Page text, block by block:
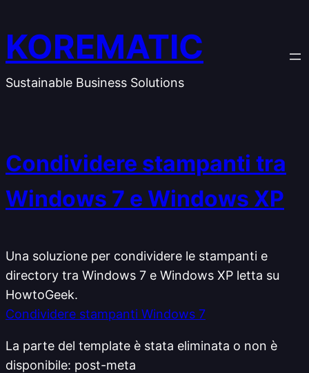
al
contenuto
KOREMATIC
Sustainable Business Solutions
Condividere stampanti tra
Windows 7 e Windows XP
Una soluzione per condividere le stampanti e
directory tra Windows 7 e Windows XP letta su
HowtoGeek.
Condividere stampanti Windows 7
La parte del template è stata eliminata o non è
disponibile: post-meta